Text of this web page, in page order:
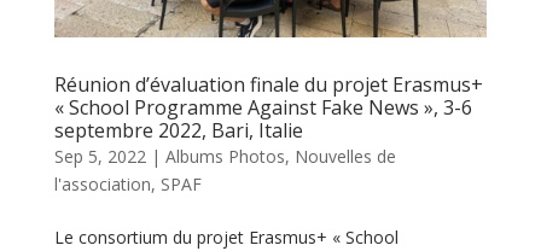
Réunion d’évaluation finale du projet Erasmus+
« School Programme Against Fake News », 3-6
septembre 2022, Bari, Italie
Sep 5, 2022| Albums Photos, Nouvelles de
l'association, SPAF
Le consortium du projet Erasmus+ « School